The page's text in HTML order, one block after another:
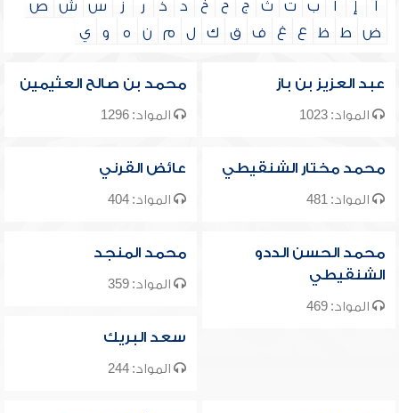
أ إ ا ب ت ث ج ح خ د ذ ر ز س ش
ص
ض
ط ظ ع غ ف ق ك ل م ن ه و ي
عبد العزيز بن باز
المواد: 1023
محمد بن صالح العثيمين
المواد: 1296
محمد مختار الشنقيطي
المواد: 481
عائض القرني
المواد: 404
محمد الحسن الددو
الشنقيطي
المواد: 469
محمد المنجد
المواد: 359
سعد البريك
المواد: 244